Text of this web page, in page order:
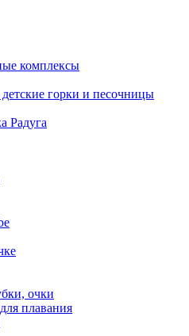
комплексы
горки и песочницы
Радуга
очки
плавания